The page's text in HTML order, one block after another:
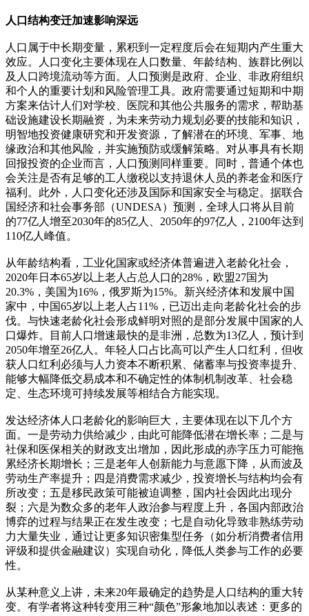
人口结构变迁加速影响深远
人口属于中长期变量，累积到一定程度后会在短期内产生重大
效应。人口变化主要体现在人口数量、年龄结构、族群比例以
及人口跨境流动等方面。人口预测是政府、企业、非政府组织
和个人的重要计划和风险管理工具。政府需要通过短期和中期
方案来估计人们对学校、医院和其他公共服务的需求，帮助基
础设施建设长期融资，为未来劳动力规划必要的技能和知识，
明智地投资健康研究和开发资源，了解潜在的环境、军事、地
缘政治和其他风险，并实施预防或缓解策略。对从事具有长期
回报投资的企业而言，人口预测同样重要。同时，普通个体也
会关注是否有足够的工人缴税以支持退休人员的养老金和医疗
福利。此外，人口变化还涉及国际和国家安全与稳定。据联合
国经济和社会事务部（UNDESA）预测，全球人口将从目前
的77亿人增至2030年的85亿人、2050年的97亿人，2100年达到
110亿人峰值。
从年龄结构看，工业化国家或经济体普遍进入老龄化社会，
2020年日本65岁以上老人占总人口的28%，欧盟27国为
20.3%，美国为16%，俄罗斯为15%。新兴经济体和发展中国
家中，中国65岁以上老人占11%，已迈出走向老龄化社会的步
伐。与快速老龄化社会形成鲜明对照的是部分发展中国家的人
口爆炸。目前人口增速最快的是非洲，总数为13亿人，预计到
2050年增至26亿人。年轻人口占比高可以产生人口红利，但收
获人口红利必须与人力资本不断积累、储蓄率与投资率提升、
能够大幅降低交易成本和不确定性的体制机制改革、社会稳
定、生态环境可持续发展等相结合方能实现。
发达经济体人口老龄化的影响巨大，主要体现在以下几个方
面。一是劳动力供给减少，由此可能降低潜在增长率；二是与
社保和医保相关的财政支出增加，因此形成的赤字压力可能拖
累经济长期增长；三是老年人创新能力与意愿下降，从而波及
劳动生产率提升；四是消费需求减少，投资增长与结构均会有
所改变；五是移民政策可能被迫调整，国内社会因此出现分
裂；六是为数众多的老年人政治参与程度上升，各国内部政治
博弈的过程与结果正在发生改变；七是自动化导致非熟练劳动
力大量失业，通过让更多知识密集型任务（如分析消费者信用
评级和提供金融建议）实现自动化，降低人类参与工作的必要
性。
从某种意义上讲，未来20年最确定的趋势是人口结构的重大转
变。有学者将这种转变用三种“颜色”形象地加以表述：更多的